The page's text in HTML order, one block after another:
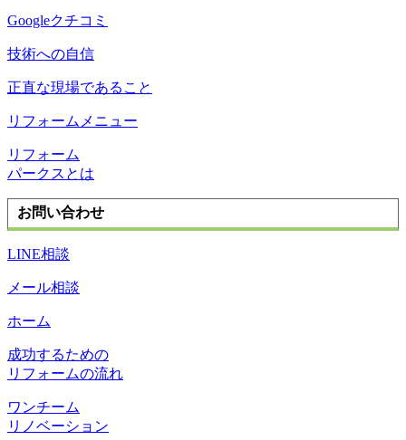
Googleクチコミ
技術への自信
正直な現場であること
リフォームメニュー
リフォーム
パークスとは
お問い合わせ
LINE相談
メール相談
ホーム
成功するための
リフォームの流れ
ワンチーム
リノベーション